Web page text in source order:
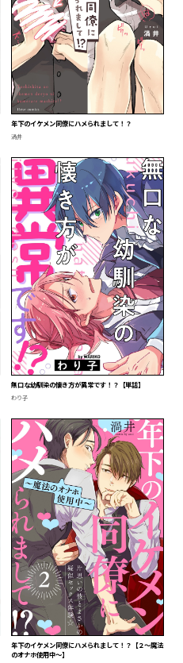
年下のイケメン同僚にハメられまして！？
渦井
無口な幼馴染の懐き方が異常です！？【単話】
わり子
年下のイケメン同僚にハメられまして！？【２～魔法
のオナホ使用中～】